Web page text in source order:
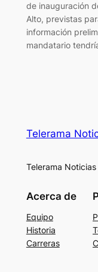
de inauguración
Alto, previstas
información
mandatario
Telerama
Telerama Noticias
Acerca de
Equipo
Historia
Carreras